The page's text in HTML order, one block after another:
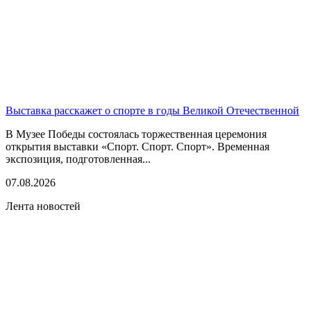
Выставка расскажет о спорте в годы Великой Отечественной
В Музее Победы состоялась торжественная церемония
открытия выставки «Спорт. Спорт. Спорт». Временная
экспозиция, подготовленная...
07.08.2026
Лента новостей